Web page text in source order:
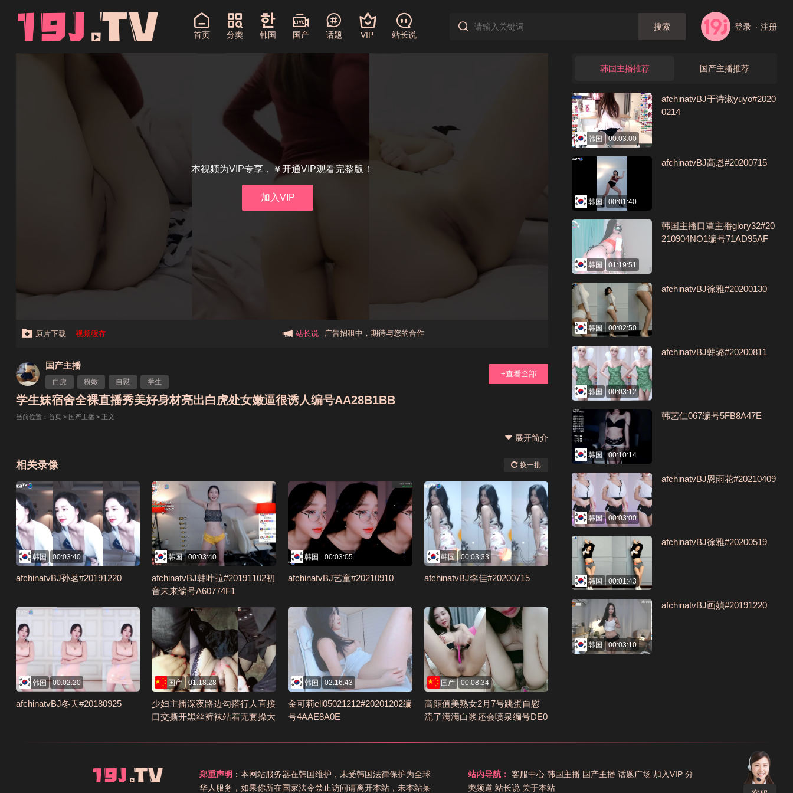
首页 分类 韩国 国产 话题 VIP 站长说
搜索 登录 · 注册
本视频为VIP专享，￥开通VIP观看完整版！
加入VIP
原片下载 视频缓存 站长说 广告招租中，期待与您的合作
国产主播
白虎 粉嫩 自慰 学生
+查看全部
学生妹宿舍全裸直播秀美好身材亮出白虎处女嫩逼很诱人编号AA28B1BB
当前位置： 首页 > 国产主播 > 正文
展开简介
相关录像 换一批
韩国 00:03:40
afchinatvBJ孙茗#20191220
韩国 00:03:40
afchinatvBJ韩叶拉#20191102初
音未来编号A60774F1
韩国 00:03:05
afchinatvBJ艺童#20210910
韩国 00:03:33
afchinatvBJ李佳#20200715
韩国 00:02:20
afchinatvBJ冬天#20180925
国产 01:18:28
少妇主播深夜路边勾搭行人直接
口交撕开黑丝裤袜站着无套操大
C
韩国 02:16:43
金可莉eli05021212#20201202编
号4AAE8A0E
国产 00:08:34
高顔值美熟女2月7号跳蛋自慰
流了满满白浆还会喷泉编号DE0
韩国主播推荐 国产主播推荐
韩国 00:03:00
afchinatvBJ于诗淑yuyo#2020
0214
韩国 00:01:40
afchinatvBJ高恩#20200715
韩国 01:19:51
韩国主播口罩主播glory32#20
210904NO1编号71AD95AF
韩国 00:02:50
afchinatvBJ徐雅#20200130
韩国 00:03:12
afchinatvBJ韩璐#20200811
韩国 00:10:14
韩艺仁067编号5FB8A47E
韩国 00:03:00
afchinatvBJ恩雨花#20210409
韩国 00:01:43
afchinatvBJ徐雅#20200519
韩国 00:03:10
afchinatvBJ画媜#20191220
郑重声明 ：本网站服务器在韩国维护，未受韩国法律保护为全球
华人服务，如果你所在国家法令禁止访问请离开本站，未本站某
站内导航： 客服中心 韩国主播 国产主播 话题广场 加入VIP 分
类频道 站长说 关于本站